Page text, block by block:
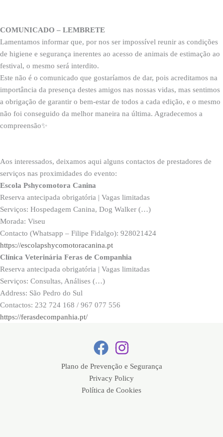
COMUNICADO – LEMBRETE
Lamentamos informar que, por nos ser impossível reunir as condições
de higiene e segurança inerentes ao acesso de animais de estimação ao
festival, o mesmo será interdito.
Este não é o comunicado que gostaríamos de dar, pois acreditamos na
importância da presença destes amigos nas nossas vidas, mas sentimos
a obrigação de garantir o bem-estar de todos a cada edição, e o mesmo
não foi conseguido da melhor maneira na última. Agradecemos a
compreensão✨
Aos interessados, deixamos aqui alguns contactos de prestadores de
serviços nas proximidades do evento:
Escola Pshycomotora Canina
Reserva antecipada obrigatória | Vagas limitadas
Serviços: Hospedagem Canina, Dog Walker (…)
Morada: Viseu
Contacto (Whatsapp – Filipe Fidalgo): 928021424
https://escolapshycomotoracanina.pt
Clínica Veterinária Feras de Companhia
Reserva antecipada obrigatória | Vagas limitadas
Serviços: Consultas, Análises (…)
Address: São Pedro do Sul
Contactos: 232 724 168 / 967 077 556
https://ferasdecompanhia.pt/
Plano de Prevenção e Segurança
Privacy Policy
Política de Cookies